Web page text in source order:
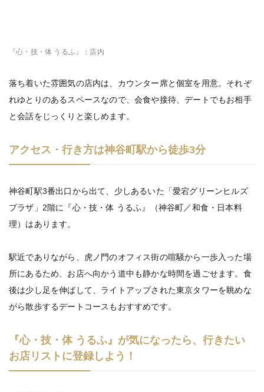
『心・技・体 うるふ』：店内
落ち着いた雰囲気の店内は、カウンター席と個室を用意。それぞ
れゆとりのあるスペースなので、会食や接待、デートでもお相手
と会話をじっくりと楽しめます。
アクセス・行き方は神谷町駅から徒歩3分
神谷町駅3番出口から出て、少しあるいた「愛宕グリーンヒルズ
プラザ」2階に『心・技・体 うるふ』（神谷町／和食・日本料
理）はあります。
駅近でありながら、虎ノ門のオフィス街の喧騒から一歩入った場
所にあるため、お店へ向かう道中も静かな時間を過ごせます。食
後は少し足を伸ばして、ライトアップされた東京タワーを眺めな
がら散歩するデートコースもおすすめです。
『心・技・体 うるふ』が気になったら、行きたい
お店リストに登録しよう！